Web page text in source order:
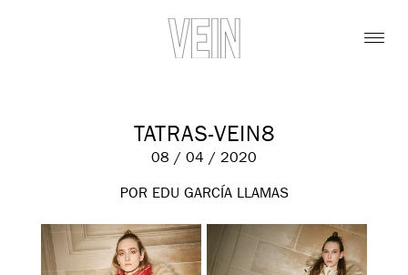
TATRAS-VEIN8
08 / 04 / 2020
POR EDU GARCÍA LLAMAS